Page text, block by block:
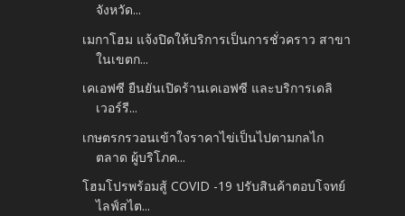
จังหวัด...
เมกาโฮม แจ้งปิดให้บริการเป็นการชั่วคราว สาขา
ในเขตก...
เคเอฟซี ยืนยันเปิดร้านเคเอฟซี และบริการเดลิ
เวอร์รี...
เกษตรกรวอนเข้าใจราคาไข่เป็นไปตามกลไก
ตลาด ผู้บริโภค...
โฮมโปรพร้อมสู้ COVID -19 ปรับสินค้าตอบโจทย์
ไลฟ์สไต...